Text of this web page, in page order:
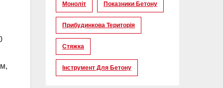
Моноліт Показники Бетону
Прибудинкова Територія
Стяжка
Інструмент Для Бетону